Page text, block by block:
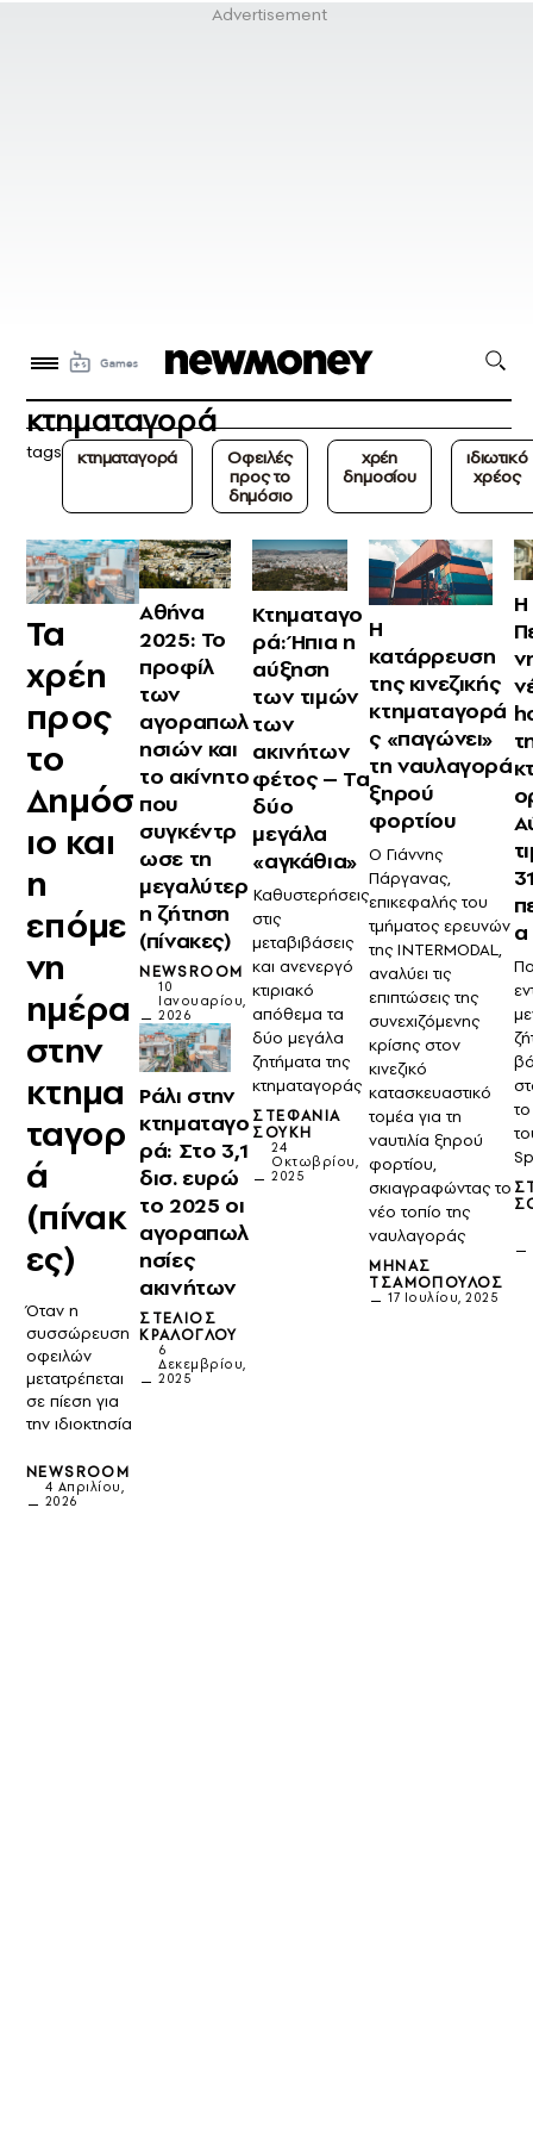
κτηματαγορά
tags κτηματαγορά
Οφειλές
προς το
δημόσιο
χρέη
δημοσίου
ιδιωτικό
χρέος
Τα
χρέη
προς
το
Δημόσ
ιο και
η
επόμε
νη
ημέρα
στην
κτημα
ταγορ
ά
(πίνακ
ες)
Όταν η
συσσώρευση
οφειλών
μετατρέπεται
σε πίεση για
την ιδιοκτησία
NEWSROOM
4 Απριλίου,
2026
Αθήνα
2025: Το
προφίλ
των
αγοραπωλ
ησιών και
το ακίνητο
που
συγκέντρ
ωσε τη
μεγαλύτερ
η ζήτηση
(πίνακες)
NEWSROOM
10
Ιανουαρίου,
2026
Ράλι στην
κτηματαγο
ρά: Στο 3,1
δισ. ευρώ
το 2025 οι
αγοραπωλ
ησίες
ακινήτων
ΣΤΈΛΙΟΣ
ΚΡΆΛΟΓΛΟΥ
6
Δεκεμβρίου,
2025
Κτηματαγο
ρά: Ήπια η
αύξηση
των τιμών
των
ακινήτων
φέτος – Τα
δύο
μεγάλα
«αγκάθια»
Καθυστερήσεις
στις
μεταβιβάσεις
και ανενεργό
κτιριακό
απόθεμα τα
δύο μεγάλα
ζητήματα της
κτηματαγοράς
ΣΤΕΦΑΝΊΑ
ΣΟΎΚΗ
24
Οκτωβρίου,
2025
Η
κατάρρευση
της κινεζικής
κτηματαγορά
ς «παγώνει»
τη ναυλαγορά
ξηρού
φορτίου
Ο Γιάννης
Πάργανας,
επικεφαλής του
τμήματος ερευνών
της INTERMODAL,
αναλύει τις
επιπτώσεις της
συνεχιζόμενης
κρίσης στον
κινεζικό
κατασκευαστικό
τομέα για τη
ναυτιλία ξηρού
φορτίου,
σκιαγραφώντας το
νέο τοπίο της
ναυλαγοράς
ΜΗΝΆΣ
ΤΣΑΜΌΠΟΥΛΟΣ
17 Ιουλίου, 2025
Η
α